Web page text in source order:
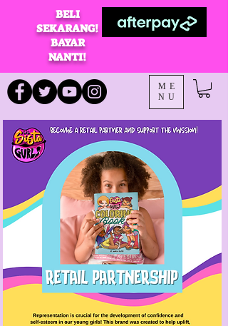
BELI
SEKARANG!
BAYAR
NANTI!
ME
NU